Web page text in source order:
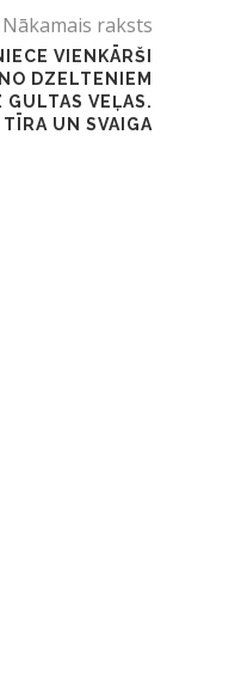
Nākamais raksts
VIENKĀRŠI
DZELTENIEM
GULTAS VEĻAS.
TĪRA UN SVAIGA